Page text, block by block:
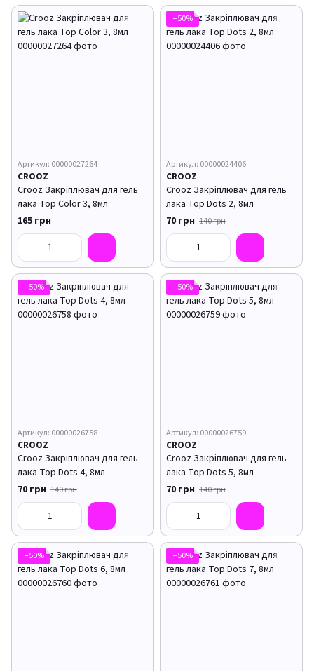
Артикул: 00000027264
CROOZ
Crooz Закріплювач для гель
лака Top Color 3, 8мл
165 грн
−50%
Артикул: 00000024406
CROOZ
Crooz Закріплювач для гель
лака Top Dots 2, 8мл
70 грн 140 грн
−50%
Артикул: 00000026758
CROOZ
Crooz Закріплювач для гель
лака Top Dots 4, 8мл
70 грн 140 грн
−50%
Артикул: 00000026759
CROOZ
Crooz Закріплювач для гель
лака Top Dots 5, 8мл
70 грн 140 грн
−50% −50%